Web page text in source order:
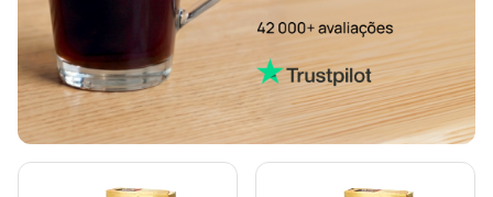
Cápsulas de café de baunilha para Nespresso®
Cápsulas Dolce Vita para Nespresso®
Cápsulas de café Kaffekapslen para Nespresso®
Cápsulas de café lungo Starbucks® para Nespresso®